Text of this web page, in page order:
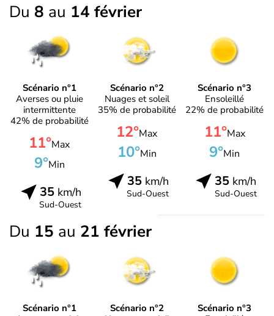
Du 8 au 14 février
Scénario n°1
Averses ou pluie
intermittente
42% de probabilité
11°Max
9°Min
35km/h
Sud-Ouest
Scénario n°2
Nuages et soleil
35% de probabilité
12°Max
10°Min
35km/h
Sud-Ouest
Scénario n°3
Ensoleillé
22% de probabilité
11°Max
9°Min
35 km/h
Sud-Ouest
Du 15 au 21 février
Scénario n°1
Scénario n°2
Scénario n°3